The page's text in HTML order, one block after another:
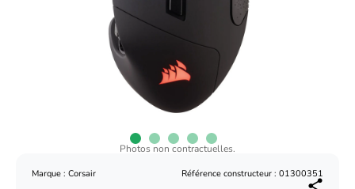
Photos non contractuelles.
Marque : Corsair Référence constructeur : 01300351